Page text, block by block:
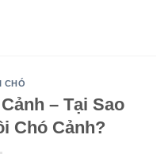
CHÓ
– Tại Sao
Chó Cảnh?